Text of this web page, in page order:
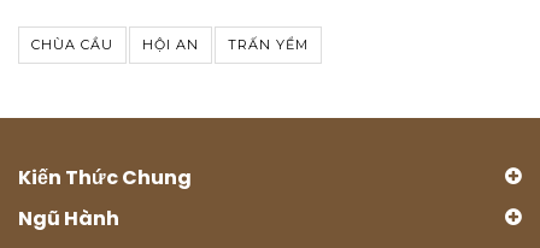
CHÙA CẦU HỘI AN TRẤN YỂM
Kiến Thức Chung
Ngũ Hành